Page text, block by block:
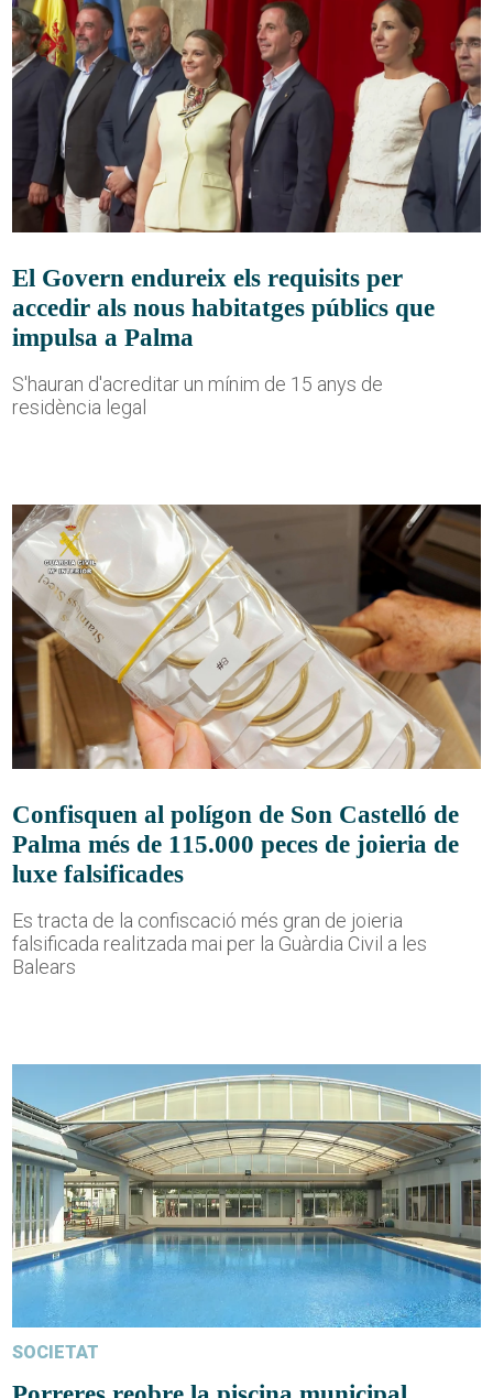
El Govern endureix els requisits per
accedir als nous habitatges públics que
impulsa a Palma
S'hauran d'acreditar un mínim de 15 anys de
residència legal
Confisquen al polígon de Son Castelló de
Palma més de 115.000 peces de joieria de
luxe falsificades
Es tracta de la confiscació més gran de joieria
falsificada realitzada mai per la Guàrdia Civil a les
Balears
SOCIETAT